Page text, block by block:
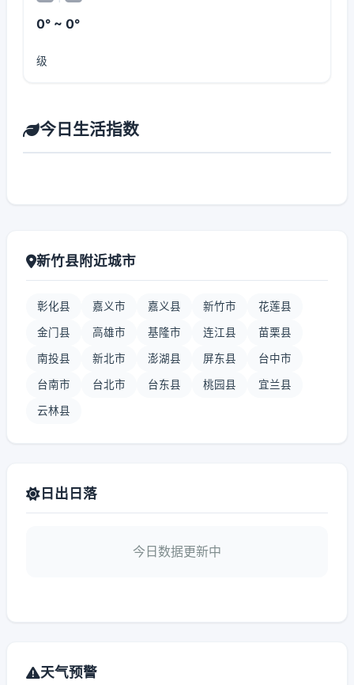
0° ~ 0°
级
今日生活指数
新竹县附近城市
彰化县 嘉义市 嘉义县 新竹市 花莲县
金门县 高雄市 基隆市 连江县 苗栗县
南投县 新北市 澎湖县 屏东县 台中市
台南市 台北市 台东县 桃园县 宜兰县
云林县
日出日落
今日数据更新中
天气预警